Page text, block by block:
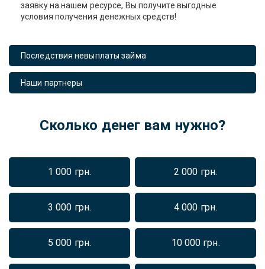
заявку на нашем ресурсе, Вы получите выгодные
условия получения денежных средств!
Последствия невыплаты займа
Наши партнеры
Сколько денег вам нужно?
1 000 грн. 2 000 грн.
3 000 грн. 4 000 грн.
5 000 грн. 10 000 грн.